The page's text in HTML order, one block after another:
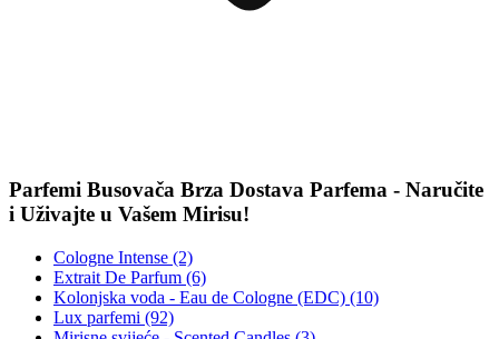
Parfemi Busovača Brza Dostava Parfema - Naručite
i Uživajte u Vašem Mirisu!
Cologne Intense (2)
Extrait De Parfum (6)
Kolonjska voda - Eau de Cologne (EDC) (10)
Lux parfemi (92)